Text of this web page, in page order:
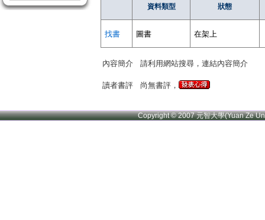
資料類型 狀態
找書 圖書 在架上
內容簡介 請利用網站搜尋，連結內容簡介
讀者書評 尚無書評，
Copyright © 2007 元智大學(Yuan Ze